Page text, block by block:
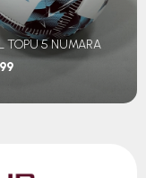
TOPU 5 NUMARA